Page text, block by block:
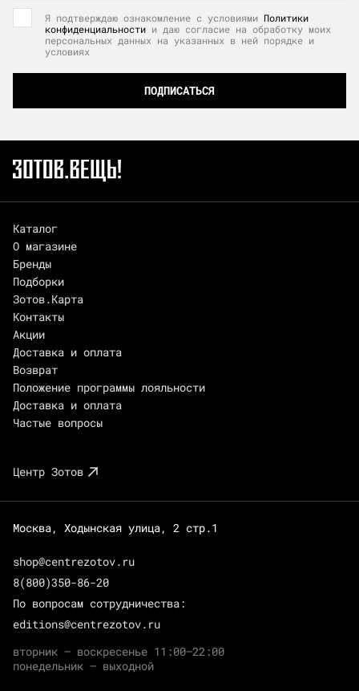
Я подтверждаю ознакомление с условиями Политики
конфиденциальности и даю согласие на обработку моих
персональных данных на указанных в ней порядке и
условиях
ПОДПИСАТЬСЯ
Каталог
О магазине
Бренды
Подборки
Зотов.Карта
Контакты
Акции
Доставка и оплата
Возврат
Положение программы лояльности
Доставка и оплата
Частые вопросы
Центр Зотов
Москва, Ходынская улица, 2 стр.1
shop@centrezotov.ru
8(800)350-86-20
По вопросам сотрудничества:
editions@centrezotov.ru
вторник — воскресенье 11:00–22:00
понедельник — выходной